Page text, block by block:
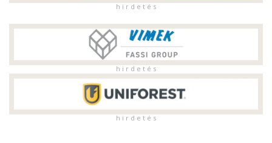
h i r d e t é s
h i r d e t é s
h i r d e t é s